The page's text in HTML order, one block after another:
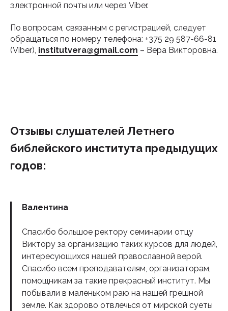
электронной почты или через Viber.
По вопросам, связанным с регистрацией, следует
обращаться по номеру телефона: +375 29 587-66-81
(Viber), institutvera@gmail.com – Вера Викторовна.
Отзывы слушателей Летнего
библейского института предыдущих
годов:
Валентина
Спасибо большое ректору семинарии отцу
Виктору за организацию таких курсов для людей,
интересующихся нашей православной верой.
Спасибо всем преподавателям, организаторам,
помощникам за такие прекрасный институт. Мы
побывали в маленьком раю на нашей грешной
земле. Как здорово отвлечься от мирской суеты